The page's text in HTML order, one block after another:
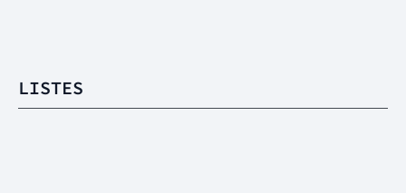
LISTES